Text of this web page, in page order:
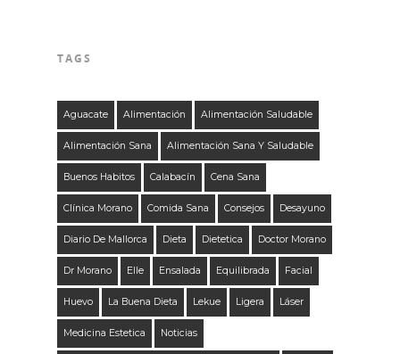
TAGS
Aguacate Alimentación Alimentación Saludable
Alimentación Sana Alimentación Sana Y Saludable
Buenos Habitos Calabacín Cena Sana
Clínica Morano Comida Sana Consejos Desayuno
Diario De Mallorca Dieta Dietetica Doctor Morano
Dr Morano Elle Ensalada Equilibrada Facial
Huevo La Buena Dieta Lekue Ligera Láser
Medicina Estetica Noticias